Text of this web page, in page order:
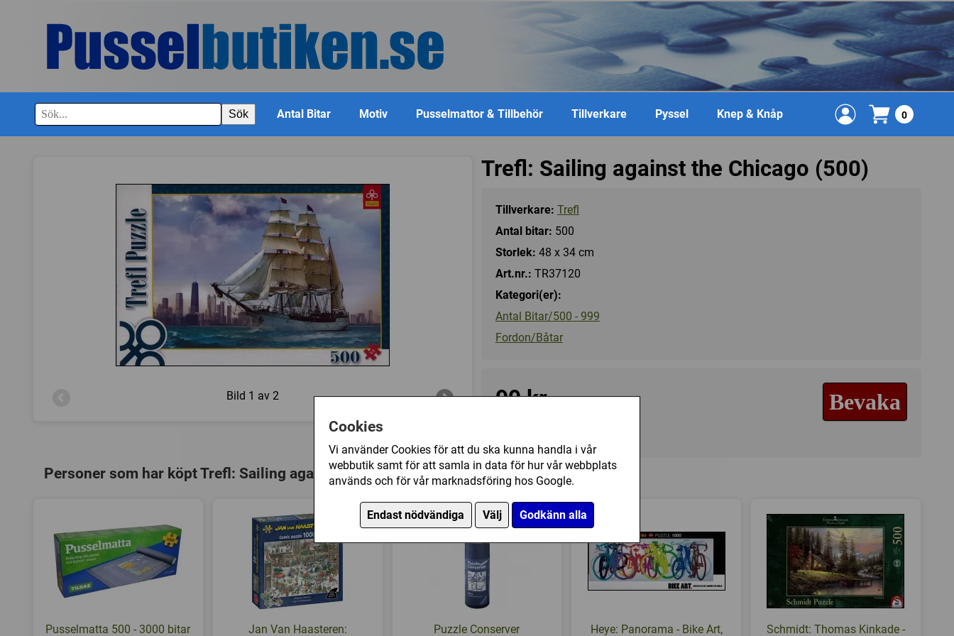
Cookies
Vi använder Cookies för att du ska kunna handla i vår
webbutik samt för att samla in data för hur vår webbplats
används och för vår marknadsföring hos Google.
Endast nödvändiga Välj Godkänn alla
Sök Antal Bitar Motiv Pusselmattor & Tillbehör Tillverkare Pyssel Knep & Knåp 0
Bild 1 av 2
Trefl: Sailing against the Chicago (500)
Tillverkare: Trefl
Antal bitar: 500
Storlek: 48 x 34 cm
Art.nr.: TR37120
Kategori(er):
Antal Bitar/500 - 999
Fordon/Båtar
99 kr Bevaka
Personer som har köpt Trefl: Sailing against the Chicago (500) har också köpt
Pusselmatta 500 - 3000 bitar Jan Van Haasteren: Puzzle Conserver Heye: Panorama - Bike Art, Schmidt: Thomas Kinkade -